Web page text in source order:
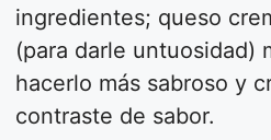
ingredientes; queso
(para darle untuosidad)
hacerlo más sabroso y
contraste de sabor.